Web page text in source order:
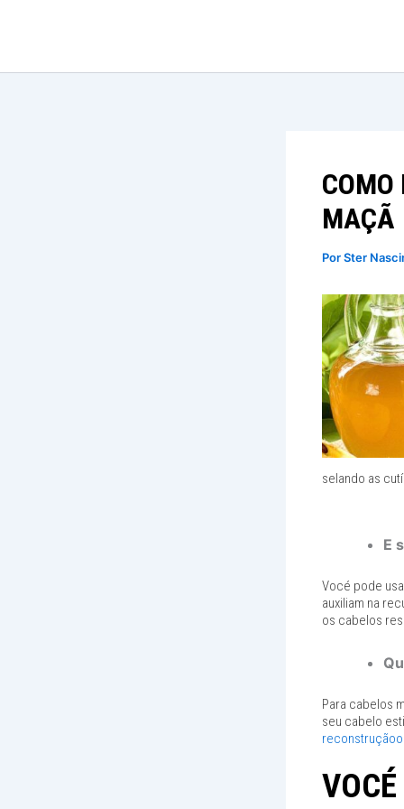
COMO
MAÇÃ
PorSter
selando as
E
Vocé pode
auxiliam na
os cabelos
Para cabelos
seu cabelo